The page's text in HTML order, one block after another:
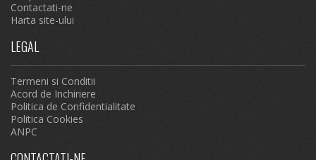
Contactati-ne
Harta site-ului
LEGAL
Termeni si Conditii
Acord de Inchiriere
Politica de Confidentialitate
Politica Cookies
ANPC